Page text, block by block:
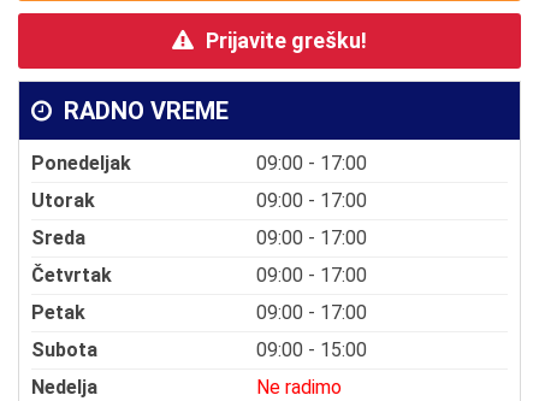
Prijavite grešku!
RADNO VREME
Ponedeljak
09:00 - 17:00
Utorak
09:00 - 17:00
Sreda
09:00 - 17:00
Četvrtak
09:00 - 17:00
Petak
09:00 - 17:00
Subota
09:00 - 15:00
Nedelja
Ne radimo